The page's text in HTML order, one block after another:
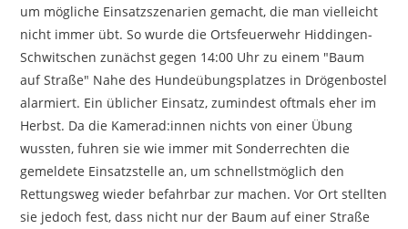
um mögliche Einsatzszenarien gemacht, die man vielleicht
nicht immer übt. So wurde die Ortsfeuerwehr Hiddingen-
Schwitschen zunächst gegen 14:00 Uhr zu einem "Baum
auf Straße" Nahe des Hundeübungsplatzes in Drögenbostel
alarmiert. Ein üblicher Einsatz, zumindest oftmals eher im
Herbst. Da die Kamerad:innen nichts von einer Übung
wussten, fuhren sie wie immer mit Sonderrechten die
gemeldete Einsatzstelle an, um schnellstmöglich den
Rettungsweg wieder befahrbar zur machen. Vor Ort stellten
sie jedoch fest, dass nicht nur der Baum auf einer Straße